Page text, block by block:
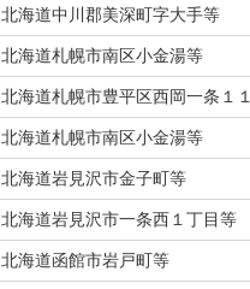
北海道中川郡美深町字大手等
北海道札幌市南区小金湯等
北海道札幌市豊平区西岡一条１
北海道札幌市南区小金湯等
北海道岩見沢市金子町等
北海道岩見沢市一条西１丁目等
北海道函館市岩戸町等